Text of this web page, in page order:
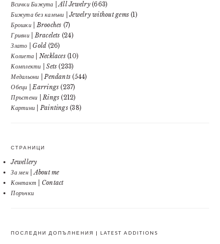
Всички Бижута | All Jewelry(663)
Бижута без камъни | Jewelry without gems (1)
Брошки | Brooches (7)
Гривни | Bracelets (24)
Злато | Gold (26)
Колиета | Necklaces(10)
Комплекти | Sets (233)
Медальони | Pendants (544)
Обеци | Earrings (237)
Пръстени | Rings (212)
Картини | Paintings(38)
СТРАНИЦИ
Jewellery
За мен | About me
Контакт | Contact
Поръчки
ПОСЛЕДНИ ДОПЪЛНЕНИЯ | LATEST ADDITIONS